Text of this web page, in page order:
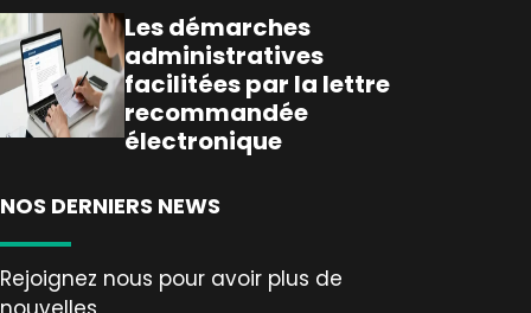
Les démarches
administratives
facilitées par la lettre
recommandée
électronique
NOS DERNIERS NEWS
Rejoignez nous pour avoir plus de